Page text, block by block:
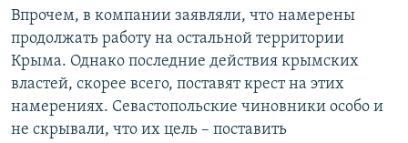
Впрочем, в компании заявляли, что намерены
продолжать работу на остальной территории
Крыма. Однако последние действия крымских
властей, скорее всего, поставят крест на этих
намерениях. Севастопольские чиновники особо и
не скрывали, что их цель – поставить